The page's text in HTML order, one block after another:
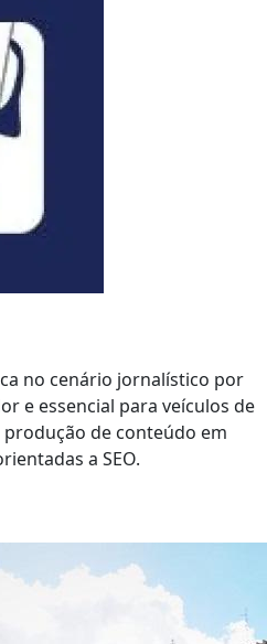
no cenário jornalístico por
e essencial para veículos de
de conteúdo em
a SEO.